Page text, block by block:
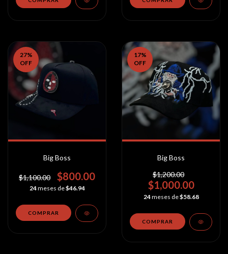
27%
OFF
Big Boss
$1,100.00 $800.00
24meses de$46.94
17%
OFF
Big Boss
$1,200.00
$1,000.00
24meses de$58.68